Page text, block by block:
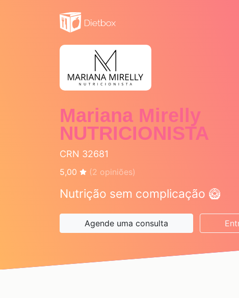
Mariana Mirelly
NUTRICIONISTA
CRN 32681
5,00 (2 opiniões)
Nutrição sem complicação 🥝
Agende uma consulta